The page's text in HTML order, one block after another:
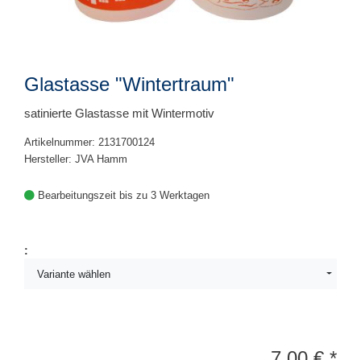
Glastasse "Wintertraum"
satinierte Glastasse mit Wintermotiv
Artikelnummer: 2131700124
Hersteller: JVA Hamm
Bearbeitungszeit bis zu 3 Werktagen
:
Variante wählen